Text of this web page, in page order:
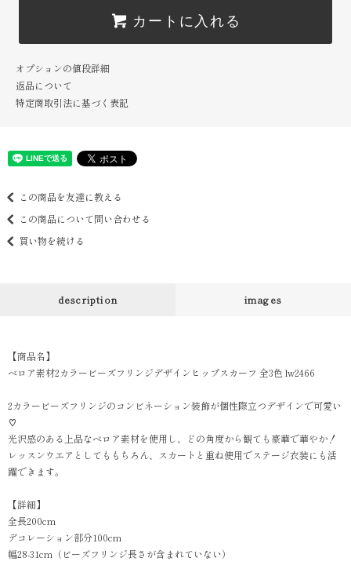
カートに入れる
オプションの値段詳細
返品について
特定商取引法に基づく表記
この商品を友達に教える
この商品について問い合わせる
買い物を続ける
description images
【商品名】
ベロア素材2カラービーズフリンジデザインヒップスカーフ 全3色 lw2466
2カラービーズフリンジのコンビネーション装飾が個性際立つデザインで可愛い
♡
光沢感のある上品なベロア素材を使用し、どの角度から観ても豪華で華やか！
レッスンウエアとしてももちろん、スカートと重ね使用でステージ衣装にも活
躍できます。
【詳細】
全長200cm
デコレーション部分100cm
幅28-31cm（ビーズフリンジ長さが含まれていない）